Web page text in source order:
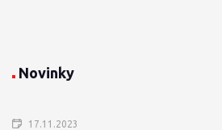
Novinky
17.11.2023